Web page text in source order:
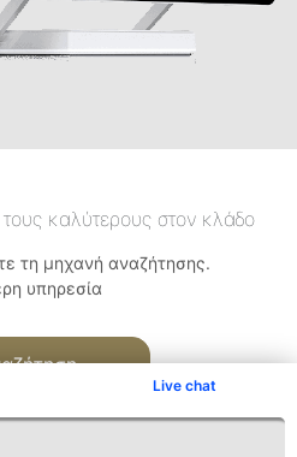
Live chat
καλύτερους στον κλάδο
τη μηχανή αναζήτησης.
υπηρεσία